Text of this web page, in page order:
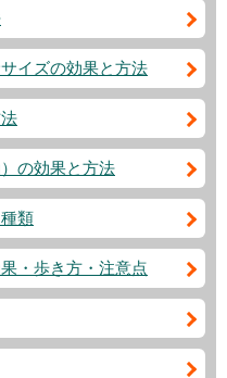
イズの効果と方法
の効果と方法
類
・歩き方・注意点